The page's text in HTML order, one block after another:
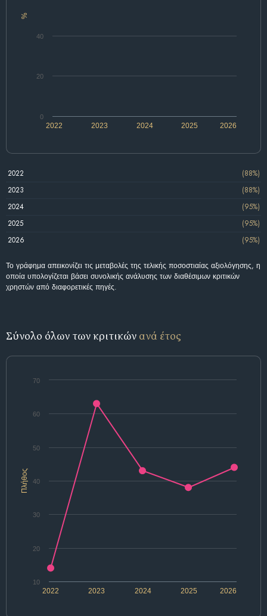
%
2022 2024 2026
2023 2025
0
20
40
2022
(88%)
2023
(88%)
2024
(95%)
2025
(95%)
2026
(95%)
Το γράφημα απεικονίζει τις μεταβολές της τελικής ποσοστιαίας αξιολόγησης, η
οποία υπολογίζεται βάσει συνολικής ανάλυσης των διαθέσιμων κριτικών
χρηστών από διαφορετικές πηγές.
Σύνολο όλων των κριτικών ανά έτος
Πλήθος
2025
2022 2023 2024 2026
10
20
30
40
50
60
70